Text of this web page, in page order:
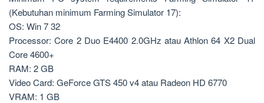
(Kebutuhan minimum Farming Simulator 17):
OS: Win 7 32
Processor: Core 2 Duo E4400 2.0GHz atau Athlon 64 X2 Dual
Core 4600+
RAM: 2 GB
Video Card: GeForce GTS 450 v4 atau Radeon HD 6770
VRAM: 1 GB